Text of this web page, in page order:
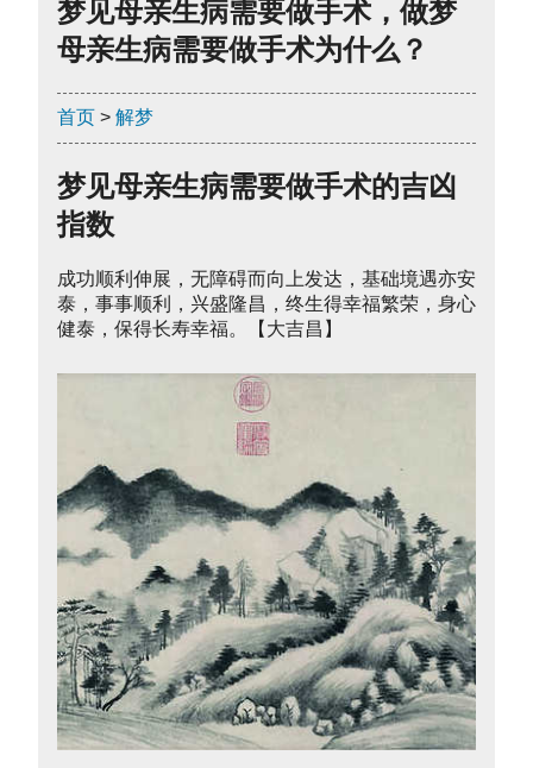
梦见母亲生病需要做手术，做梦
母亲生病需要做手术为什么？
首页 > 解梦
梦见母亲生病需要做手术的吉凶
指数
成功顺利伸展，无障碍而向上发达，基础境遇亦安
泰，事事顺利，兴盛隆昌，终生得幸福繁荣，身心
健泰，保得长寿幸福。【大吉昌】